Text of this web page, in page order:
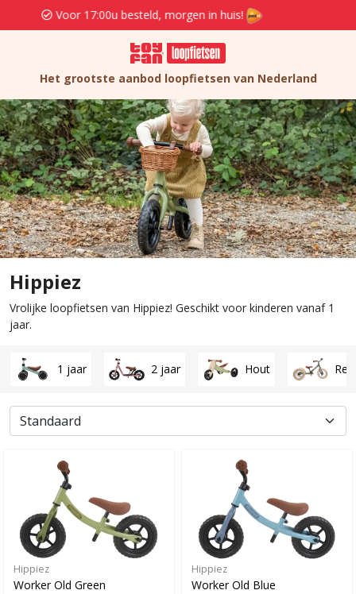
Gratis verzenden en retourneren va. 19,95
Het grootste aanbod loopfietsen van Nederland
Hippiez
Vrolijke loopfietsen van Hippiez! Geschikt voor kinderen vanaf 1
jaar.
1 jaar 2 jaar Hout
Hippiez
Worker Old Green
Hippiez
Worker Old Blue